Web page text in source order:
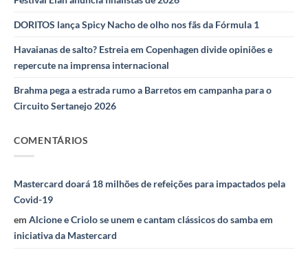
DORITOS lança Spicy Nacho de olho nos fãs da Fórmula 1
Havaianas de salto? Estreia em Copenhagen divide opiniões e
repercute na imprensa internacional
Brahma pega a estrada rumo a Barretos em campanha para o
Circuito Sertanejo 2026
COMENTÁRIOS
Mastercard doará 18 milhões de refeições para impactados pela
Covid-19
em Alcione e Criolo se unem e cantam clássicos do samba em
iniciativa da Mastercard